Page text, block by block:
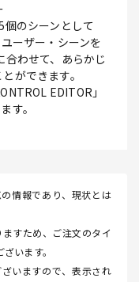
のシーンとして
ーザー・シーンを
わせて、あらかじ
ができます。
EDITOR」
す。
情報であり、現状とは
すため、ご注文のタイ
います。
いますので、表示され